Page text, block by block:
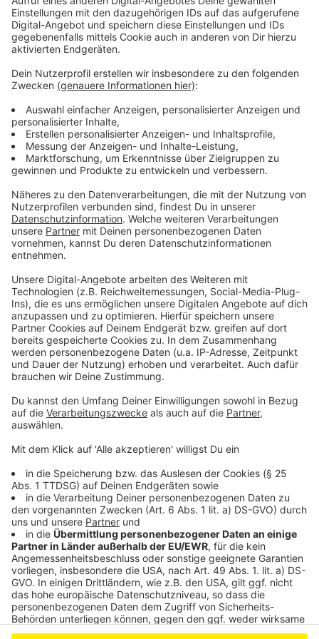
Anzeige
Anzeige
Anzeige
Vorstellen brauchen wir ihn euch nicht. Seit 2003
treibt Jürgen Bangert nun als "Elvis Eifel" seine Späße
am Telefon mit seinen Hörerinnen und Hörern im Radio.
Aber selbst seine 'Opfer' müssen am Ende mit lachen -
wenn auch nicht immer. Und weil ihr nicht genug von
ihm bekommen könnt, ist Elvis nun unter die Podcaster
gegangen. Somit steht euch Elvis rund um die Uhr zur
Verfügung. Hier bekommt Ihr außerdem den
"Directors-Cut" - die Original-Telefonate in längerer
Version. Elvis wird sich mit Kollegen und ehemaligen
"Opfern" über die Telefonate aus den letzten zwei
Jahrzehnten unterhalten. Wir erfahren auch, wie es ihm
dabei ergangen ist und wobei er selbst mal ins
Schleudern gekommen ist. Viel Spaß beim Zuhören und
bitte nicht erschrecken, wenn dabei das Telefon
klingelt. Es muss ja nicht unbedingt Elvis Eifel dran
sein.
Anzeige
Anzeige